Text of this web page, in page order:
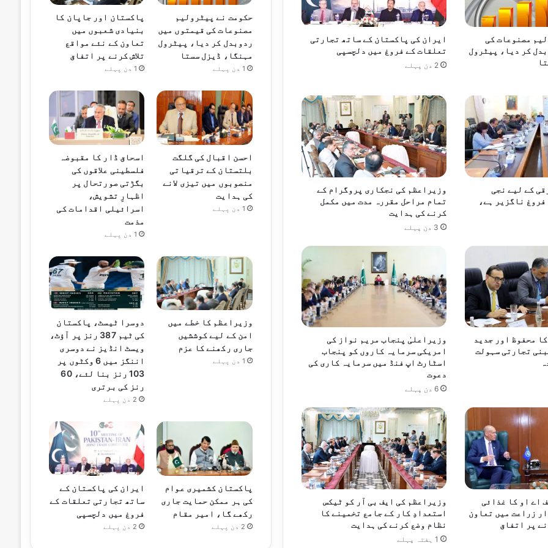
ڈالر بھی سستا ہو گیا
کریش، کروڑوں روپے ڈوب گئے
کمی
مصنوعات کی
کر دیا، پیٹرول
ایران کی پاکستان کے ساتھ تجارتی
تعلقات کے فروغ میں دلچسپی
2 دن پہلے
کے لیے نجی
ناگزیر ہے،
وزیراعظم کی نجکاری پروگرام کے
تمام مراحل مقررہ مدت میں مکمل
کرنے کی ہدایت
3 دن پہلے
محفوظ اور جدید
تجارتی سہولت
وزیراعلیٰ پنجاب مریم نواز کی
امریکی سرمایہ کاروں کو پنجاب
اسٹارٹ اپ فنڈ میں سرمایہ کاری کی
دعوت
6 دن پہلے
اے او کا غذائی
زراعت میں تعاون
پر اتفاق
وزیراعظم کی ایف بی آر کو ٹیکس
استعدادِ کار کے جامع تخمینے کا
نظام وضع کرنے کی ہدایت
1 ہفتہ پہلے
حکومت نے پیٹرولیم
مصنوعات کی قیمتوں میں
ردوبدل کر دیا، پیٹرول
مہنگا، ڈیزل سستا
1 دن پہلے
پاکستان اور جاپان کا
بنیادی شعبوں میں
تعاون کے نئے مواقع
تلاش کرنے پر اتفاق
1 دن پہلے
احسن اقبال کی گلگت
بلتستان کے ترقیاتی
منصوبوں میں تیزی لانے
کی ہدایت
1 دن پہلے
اسحاق ڈار کا مقبوضہ
فلسطینی علاقوں کی
بگڑتی صورتحال پر
اظہارِ تشویش،
اسرائیلی اقدامات کی
مذمت
1 دن پہلے
وزیراعظم کا خطے میں
امن کے لیے کوششیں
جاری رکھنے کا عزم
1 دن پہلے
دوسرا ٹیسٹ، پاکستان
کی ٹیم 387 رنز پر آؤٹ،
ویسٹ انڈیز نے دوسری
اننگز میں 6 وکٹوں پر
103 رنز بنا لئے، 60
رنز کی برتری
2 دن پہلے
پاکستان کشمیری عوام
کی ہر ممکن حمایت جاری
رکھے گا، امیر مقام
2 دن پہلے
ایران کی پاکستان کے
ساتھ تجارتی تعلقات کے
فروغ میں دلچسپی
2 دن پہلے